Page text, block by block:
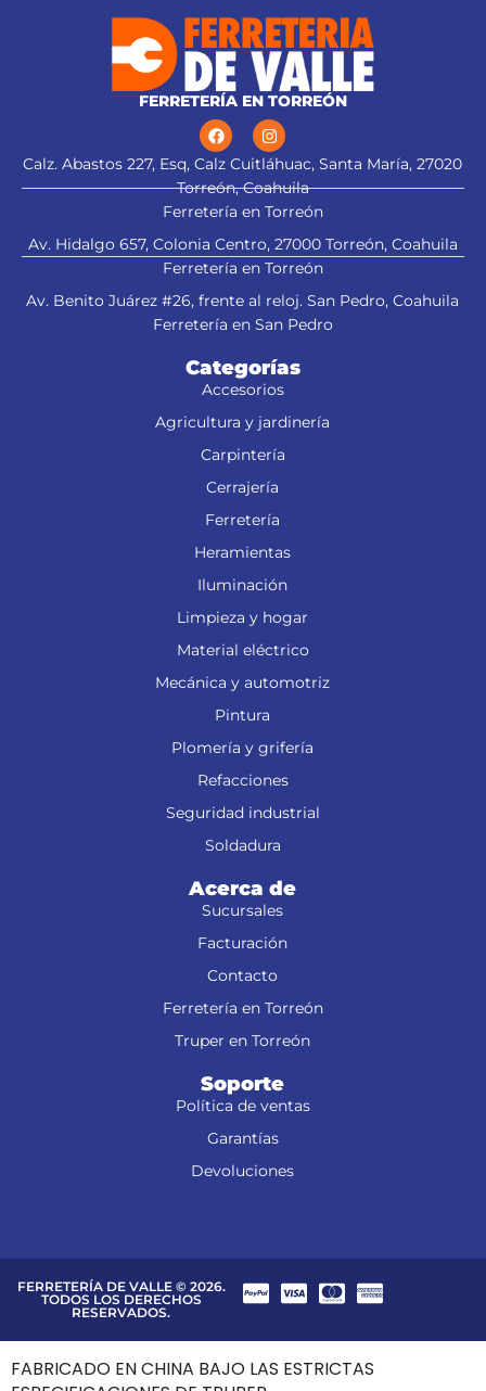
FERRETERÍA EN TORREÓN
Calz. Abastos 227, Esq, Calz Cuitláhuac, Santa María, 27020
Torreón, Coahuila
Ferretería en Torreón
Av. Hidalgo 657, Colonia Centro, 27000 Torreón, Coahuila
Ferretería en Torreón
Av. Benito Juárez #26, frente al reloj. San Pedro, Coahuila
Ferretería en San Pedro
Categorías
Accesorios
Agricultura y jardinería
Carpintería
Cerrajería
Ferretería
Heramientas
Iluminación
Limpieza y hogar
Material eléctrico
Mecánica y automotriz
Pintura
Plomería y grifería
Refacciones
Seguridad industrial
Soldadura
Acerca de
Sucursales
Facturación
Contacto
Ferretería en Torreón
Truper en Torreón
Soporte
Política de ventas
Garantías
Devoluciones
FERRETERÍA DE VALLE © 2026.
TODOS LOS DERECHOS
RESERVADOS.
FABRICADO EN CHINA BAJO LAS ESTRICTAS